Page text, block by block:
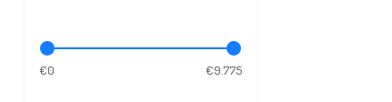
€0 €9.775